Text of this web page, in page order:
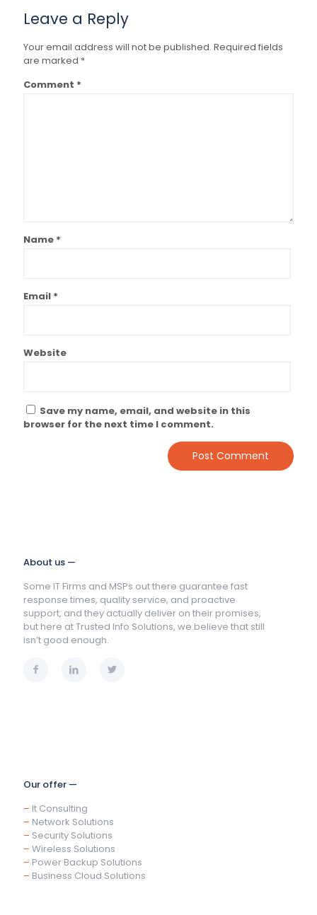
Leave a Reply
Your email address will not be published. Required fields
are marked *
Comment *
Name *
Email *
Website
Save my name, email, and website in this
browser for the next time I comment.
About us —
Some IT Firms and MSPs out there guarantee fast
response times, quality service, and proactive
support, and they actually deliver on their promises,
but here at Trusted Info Solutions, we believe that still
isn’t good enough.
Our offer —
– It Consulting
– Network Solutions
– Security Solutions
– Wireless Solutions
– Power Backup Solutions
– Business Cloud Solutions